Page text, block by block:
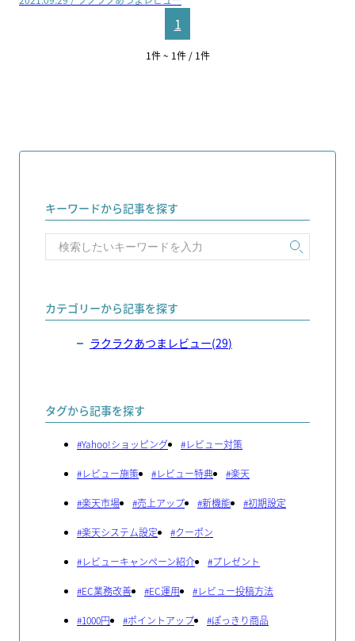
1
1件 ~ 1件/ 1件
キーワードから記事を探す
カテゴリーから記事を探す
ラクラクあつまレビュー(29)
タグから記事を探す
#Yahoo!ショッピング #レビュー対策
#レビュー施策 #レビュー特典 #楽天
#楽天市場 #売上アップ #新機能 #初期設定
#楽天システム設定 #クーポン
#レビューキャンペーン紹介 #プレゼント
#EC業務改善 #EC運用 #レビュー投稿方法
#1000円 #ポイントアップ #ぽっきり商品